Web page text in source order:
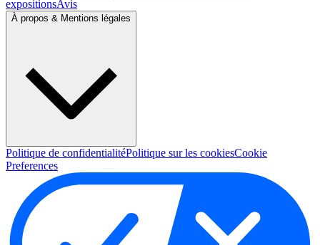
expositionsAvis
À propos & Mentions légales
Politique de confidentialitéPolitique sur les cookiesCookie
Preferences